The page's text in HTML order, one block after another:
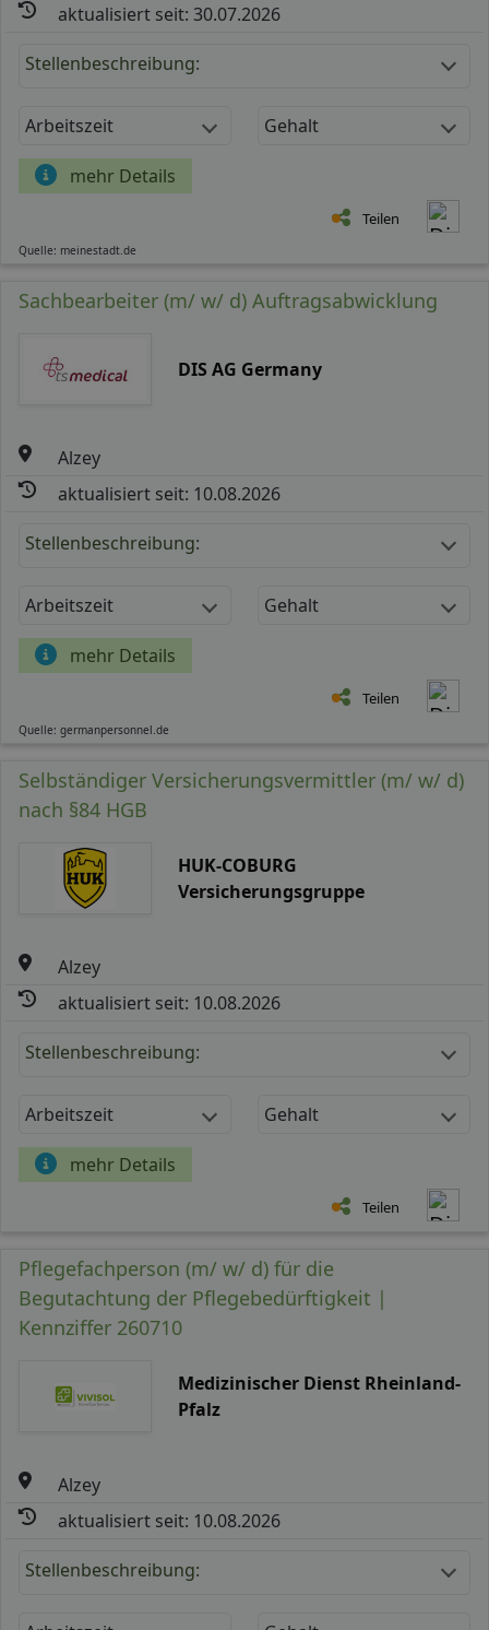
aktualisiert seit: 30.07.2026
Stellenbeschreibung:
Arbeitszeit Gehalt
mehr Details
Teilen
Quelle: meinestadt.de
Sachbearbeiter (m/ w/ d) Auftragsabwicklung
DIS AG Germany
Alzey
aktualisiert seit: 10.08.2026
Stellenbeschreibung:
Arbeitszeit Gehalt
mehr Details
Teilen
Quelle: germanpersonnel.de
Selbständiger Versicherungsvermittler (m/ w/ d)
nach §84 HGB
HUK-COBURG
Versicherungsgruppe
Alzey
aktualisiert seit: 10.08.2026
Stellenbeschreibung:
Arbeitszeit Gehalt
mehr Details
Teilen
Pflegefachperson (m/ w/ d) für die
Begutachtung der Pflegebedürftigkeit |
Kennziffer 260710
Medizinischer Dienst Rheinland-
Pfalz
Alzey
aktualisiert seit: 10.08.2026
Stellenbeschreibung: